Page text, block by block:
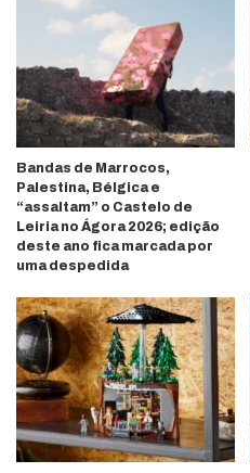
Bandas de Marrocos,
Palestina, Bélgica e
“assaltam” o Castelo de
Leiria no Ágora 2026; edição
deste ano fica marcada por
uma despedida